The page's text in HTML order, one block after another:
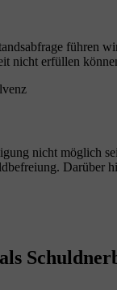
führen
nicht erfüllen
nicht möglich
Darüber
als